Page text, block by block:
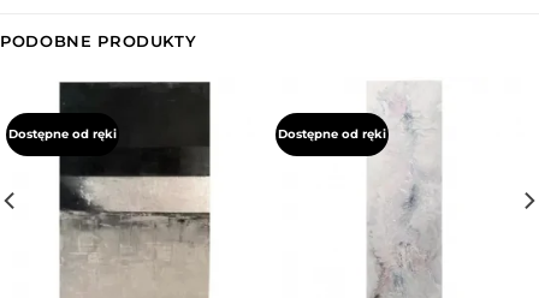
PODOBNE PRODUKTY
Dostępne od ręki Dostępne od ręki